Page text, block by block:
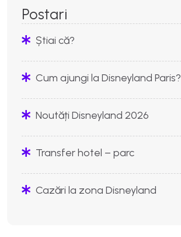
Postari
Știai că?
Cum ajungi la Disneyland Paris?
Noutăți Disneyland 2026
Transfer hotel – parc
Cazări la zona Disneyland